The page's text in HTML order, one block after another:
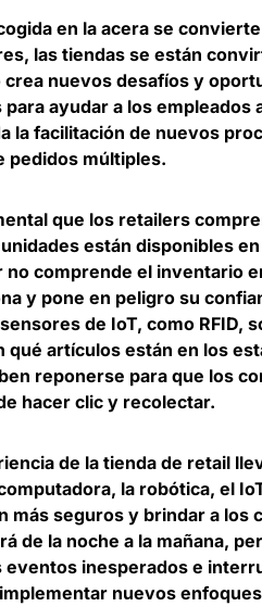
en la acera se
las tiendas se están
crea nuevos desafíos y
para ayudar a los
la facilitación de nuevos
pedidos múltiples.
que los retailers
están disponibles
comprende el inventario
y pone en peligro su
de IoT, como RFID,
qué artículos están en los
reponerse para que los
hacer clic y recolectar.
de la tienda de retail
la robótica, el
más seguros y brindar a los
de la noche a la mañana,
inesperados e
nuevos